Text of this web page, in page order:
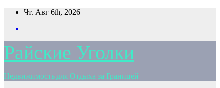
Перейти
содержимому
Чт. Авг 6th, 2026
Райские Уголки
Недвижимость для Отдыха за Границей